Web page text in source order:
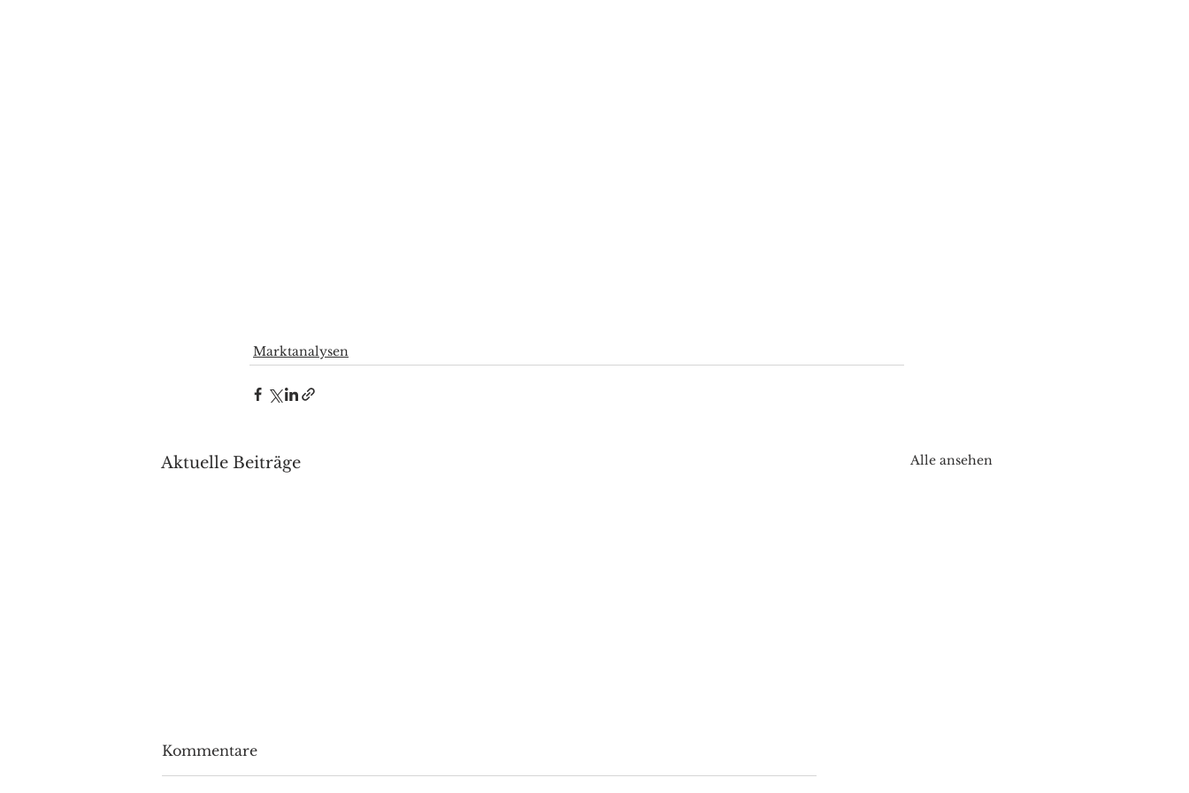
Marktanalysen
Aktuelle Beiträge Alle ansehen
Kommentare